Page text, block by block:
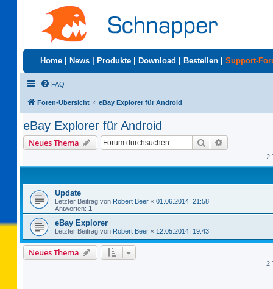
Home News Produkte Download Bestellen Support-
FAQ
Foren-Übersicht eBay Explorer für Android
eBay Explorer für Android
Neues Thema Suche
2
Update
Letzter Beitrag von Robert Beer « 01.06.2014, 21:58
Antworten: 1
eBay Explorer
Letzter Beitrag von Robert Beer « 12.05.2014, 19:43
Neues Thema
2